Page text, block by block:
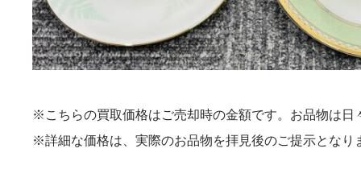
※こちらの買取価格はご売却時の金額です。お品物は
※詳細な価格は、実際のお品物を拝見後のご提示となり